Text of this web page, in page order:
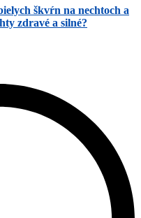
škvŕn na nechtoch a
zdravé a silné?